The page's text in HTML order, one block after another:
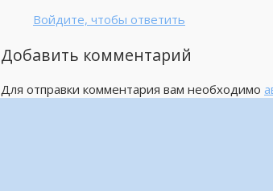
Войдите, чтобы ответить
Добавить комментарий
Для отправки комментария вам необходимо